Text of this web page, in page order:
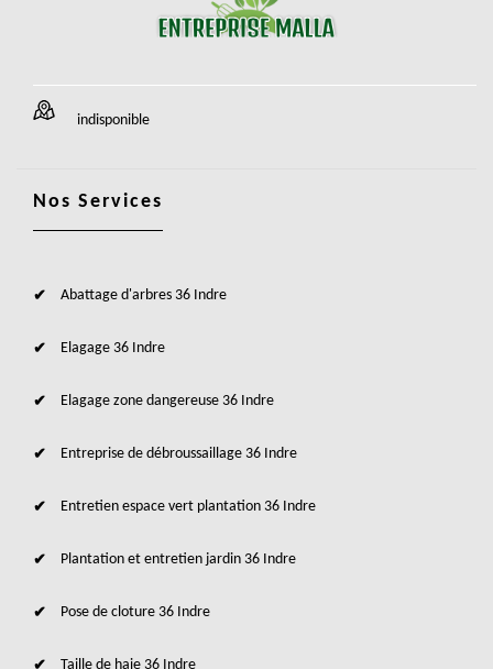
indisponible
Nos Services
Abattage d'arbres 36 Indre
Elagage 36 Indre
Elagage zone dangereuse 36 Indre
Entreprise de débroussaillage 36 Indre
Entretien espace vert plantation 36 Indre
Plantation et entretien jardin 36 Indre
Pose de cloture 36 Indre
Taille de haie 36 Indre